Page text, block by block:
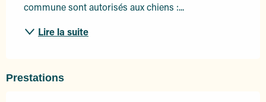
commune sont autorisés aux chiens :...
Lire la suite
Prestations